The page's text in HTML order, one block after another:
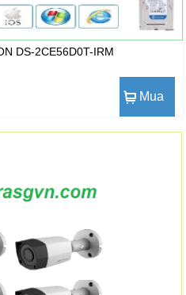
DS-2CE56D0T-IRM
Mua